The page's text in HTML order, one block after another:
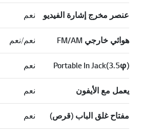
عنصر مخرج إشارة الفيديو نعم
هوائي خارجي FM/AM نعم/نعم
Portable In Jack(3.5φ) نعم
يعمل مع الأيفون نعم
مفتاح غلق الباب (قرص) نعم